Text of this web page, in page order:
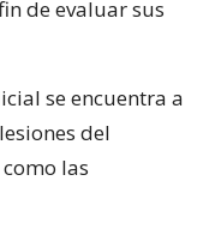
de evaluar sus
se encuentra a
del
las